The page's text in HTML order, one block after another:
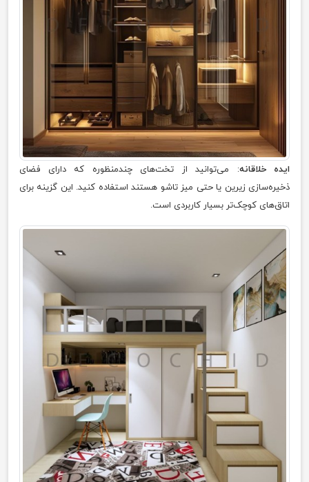
ایده خلاقانه: می‌توانید از تخت‌های چندمنظوره که دارای فضای
ذخیره‌سازی زیرین یا حتی میز تاشو هستند استفاده کنید. این گزینه برای
اتاق‌های کوچک‌تر بسیار کاربردی است.